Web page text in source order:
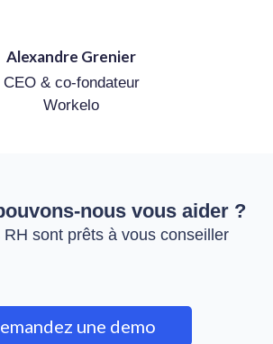
Alexandre Grenier
CEO & co-fondateur
Workelo
nous vous aider ?
RH sont prêts à vous conseiller
une demo